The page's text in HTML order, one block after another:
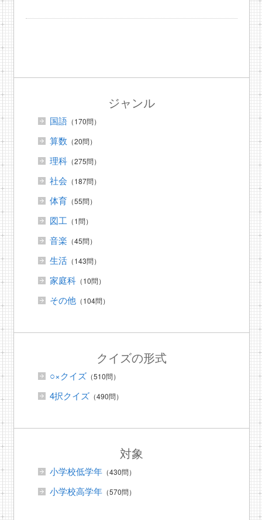
ジャンル
国語（170問）
算数 （20問）
理科（275問）
社会 （187問）
体育（55問）
図工 （1問）
音楽 （45問）
生活（143問）
家庭科（10問）
その他（104問）
クイズの形式
○×クイズ（510問）
4択クイズ（490問）
対象
小学校低学年（430問）
小学校高学年（570問）